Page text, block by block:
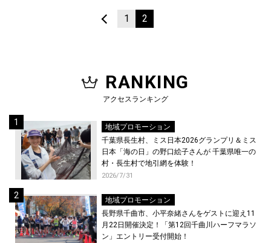
1 2
RANKING
アクセスランキング
地域プロモーション
千葉県長生村、ミス日本2026グランプリ＆ミス
日本「海の日」の野口絵子さんが 千葉県唯一の
村・長生村で地引網を体験！
2026/7/31
地域プロモーション
長野県千曲市、小平奈緒さんをゲストに迎え11
月22日開催決定！「第12回千曲川ハーフマラソ
ン」エントリー受付開始！